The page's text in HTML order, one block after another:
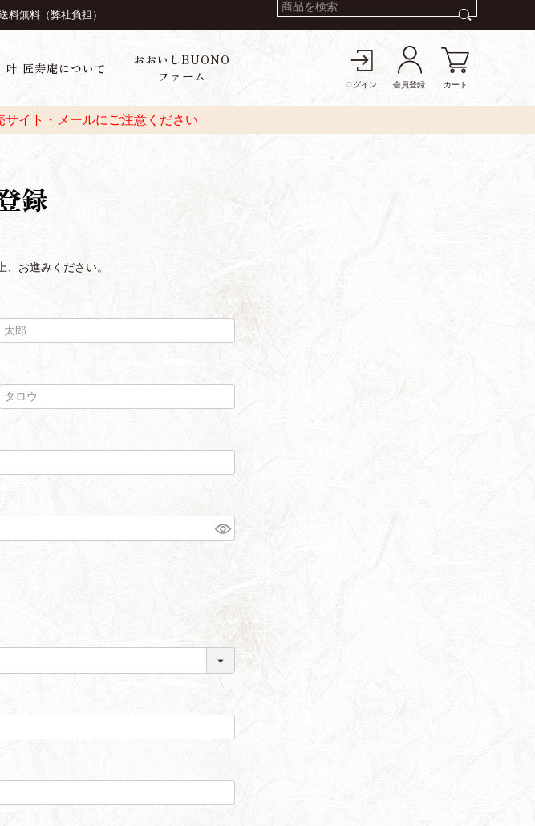
料無料（弊社負担）
叶 匠寿庵について
おおいしBUONO
ファーム
ログイン 会員登録 カート
イト・メールにご注意ください
録
お進みください。